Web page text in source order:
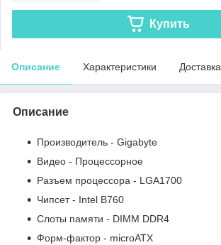
Купить
Описание Характеристики Доставка
Описание
Производитель - Gigabyte
Видео - Процессорное
Разъем процессора - LGA1700
Чипсет - Intel B760
Слоты памяти - DIMM DDR4
Форм-фактор - microATX